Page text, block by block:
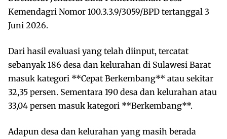
Kemendagri Nomor 100.3.3.9/3059/BPD tertanggal 3
Juni 2026.
Dari hasil evaluasi yang telah diinput, tercatat
sebanyak 186 desa dan kelurahan di Sulawesi Barat
masuk kategori **Cepat Berkembang** atau sekitar
32,35 persen. Sementara 190 desa dan kelurahan atau
33,04 persen masuk kategori **Berkembang**.
Adapun desa dan kelurahan yang masih berada